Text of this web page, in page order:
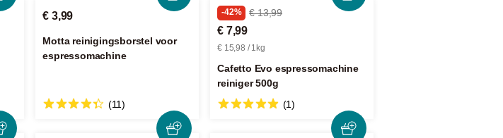
€ 3,99
Motta reinigingsborstel voor
espressomachine
(11)
-42% € 13,99
€ 7,99
€ 15,98 / 1kg
Cafetto Evo espressomachine
reiniger 500g
(1)